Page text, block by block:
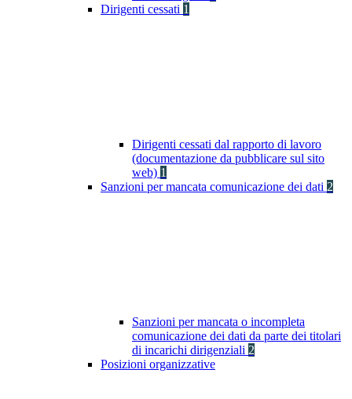
Dirigenti cessati 1
Dirigenti cessati dal rapporto di lavoro
(documentazione da pubblicare sul sito
web) 1
Sanzioni per mancata comunicazione dei dati 2
Sanzioni per mancata o incompleta
comunicazione dei dati da parte dei titolari
di incarichi dirigenziali 2
Posizioni organizzative